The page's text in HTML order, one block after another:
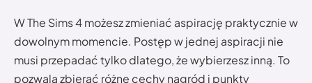
W The Sims 4 możesz zmieniać aspirację praktycznie w
dowolnym momencie. Postęp w jednej aspiracji nie
musi przepadać tylko dlatego, że wybierzesz inną. To
pozwala zbierać różne cechy nagród i punkty